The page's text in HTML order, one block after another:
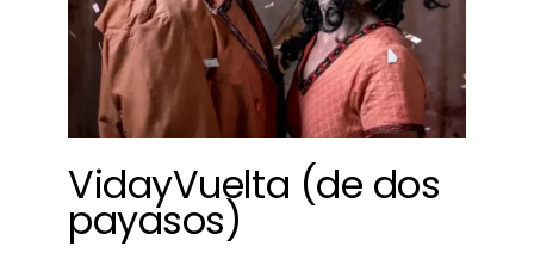
VidayVuelta (de dos
payasos)